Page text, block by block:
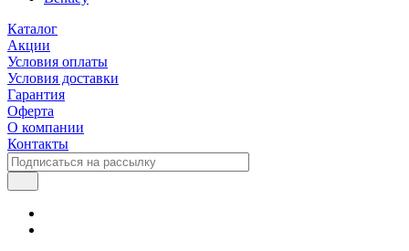
Каталог
Акции
Условия оплаты
Условия доставки
Гарантия
Оферта
О компании
Контакты